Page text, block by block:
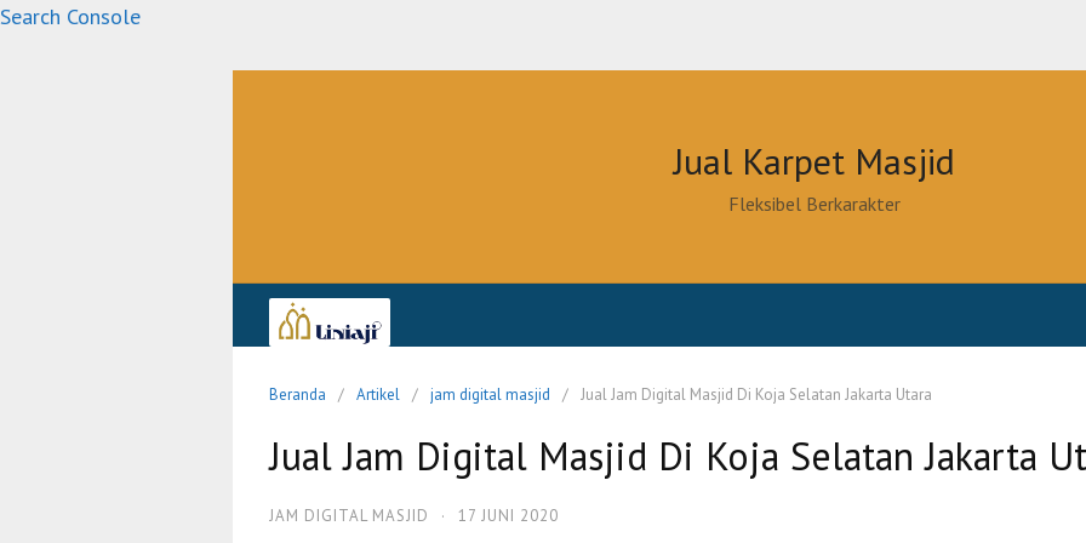
Search ConsoleLangsung
Jual Karpet Masjid
Fleksibel Berkarakter
Beranda Artikel jam digital masjid Jual Jam Digital Masjid Di Koja Selatan Jakarta Utara
Jual Jam Digital Masjid Di Koja Selatan Jakarta
JAM DIGITAL MASJID · 17 JUNI 2020